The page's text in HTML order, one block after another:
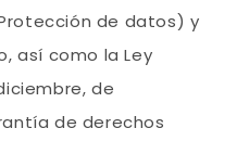
de datos) y
así como la Ley
de
de derechos